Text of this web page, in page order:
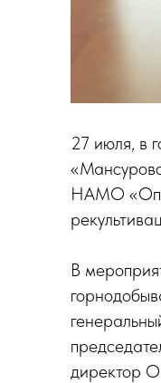
27 июля, в
НАМО
​В
директор